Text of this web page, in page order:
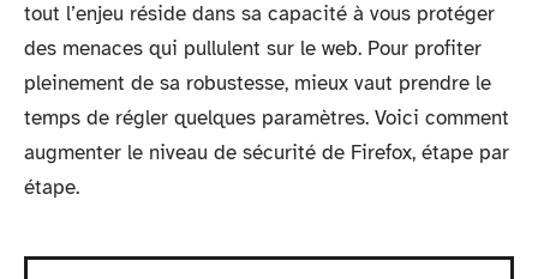
tout l’enjeu réside dans sa capacité à vous protéger
des menaces qui pullulent sur le web. Pour profiter
pleinement de sa robustesse, mieux vaut prendre le
temps de régler quelques paramètres. Voici comment
augmenter le niveau de sécurité de Firefox, étape par
étape.